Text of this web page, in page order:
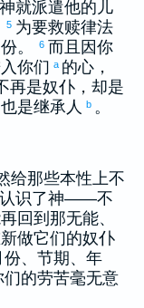
就派遣他的儿
5 为要救赎律法
。
6 而且因你
你们 a 的心，
再是奴仆，却是
是继承人
b 。
给那些本性上不
认识了神——不
回到那无能、
做它们的奴仆
、节期、年
的劳苦毫无意